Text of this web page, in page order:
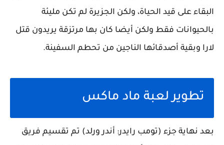
البقاء على قيد الحياة، ولكن الجزيرة لم تكن مليئة
بالحيوانات فقط ولكن أيضا كان بها مرتزقة يريدون قتل
لارا وبقية أصدقائها الناجين من تحطم السفينة.
تطوير لعبة ماد ماكس
بعد نهاية جزء (تومب رايدر: أندر ورلد) تم تقسيم فريق